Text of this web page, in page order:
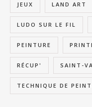
JEUX LAND ART
LUDO SUR LE FIL
PEINTURE
RÉCUP' SAINT-
TECHNIQUE DE